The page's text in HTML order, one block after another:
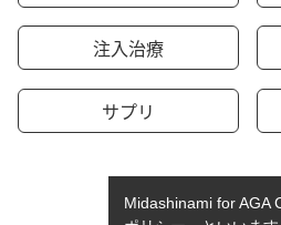
注入治療
サプリ
Midashinami for AGA